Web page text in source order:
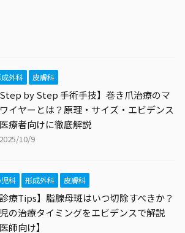
外科 皮膚科
Step by Step 手術手技】巻き爪治療のマ
イヤーとは？原理・サイズ・エビデンス
療者向けに徹底解説
2025/10/9
科 形成外科 皮膚科
診療Tips】脂腺母斑はいつ切除すべきか？
の治療タイミングをエビデンスで解説
医師向け】